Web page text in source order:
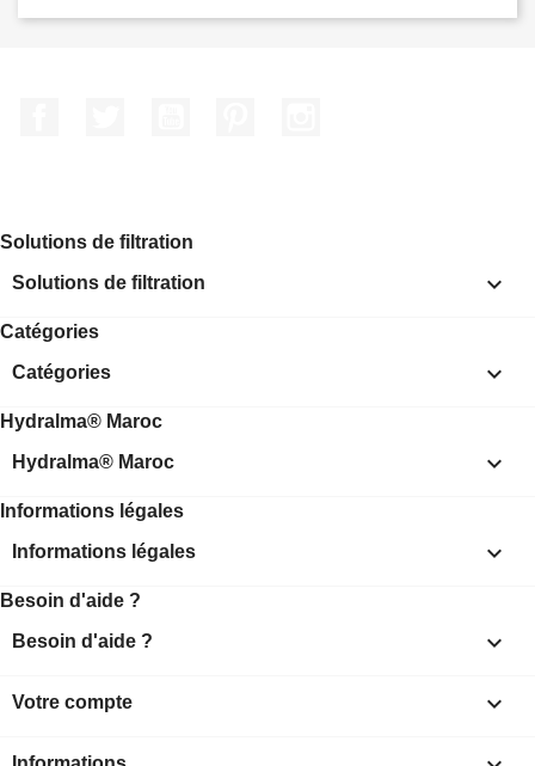
Solutions de filtration
Solutions de filtration

Catégories
Catégories

Hydralma® Maroc
Hydralma® Maroc

Informations légales
Informations légales

Besoin d'aide ?
Besoin d'aide ?

Votre compte 